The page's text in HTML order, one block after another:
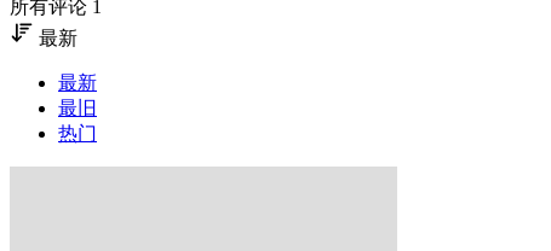
所有评论 1
最新
最新
最旧
热门